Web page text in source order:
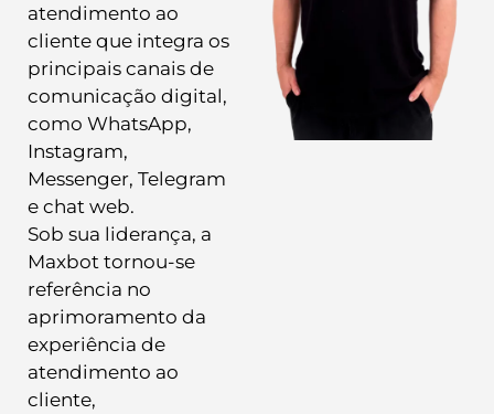
atendimento ao
cliente que integra os
principais canais de
comunicação digital,
como WhatsApp,
Instagram,
Messenger, Telegram
e chat web.
Sob sua liderança, a
Maxbot tornou-se
referência no
aprimoramento da
experiência de
atendimento ao
cliente,